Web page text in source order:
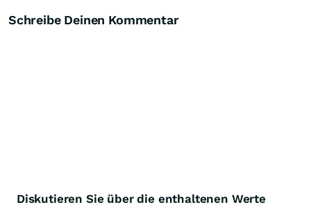
Schreibe Deinen Kommentar
Diskutieren Sie über die enthaltenen Werte